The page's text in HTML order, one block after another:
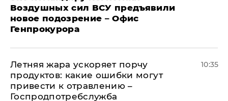
Воздушных сил ВСУ предъявили
новое подозрение – Офис
Генпрокурора
Летняя жара ускоряет порчу
продуктов: какие ошибки могут
привести к отравлению –
Госпродпотребслужба
10:35